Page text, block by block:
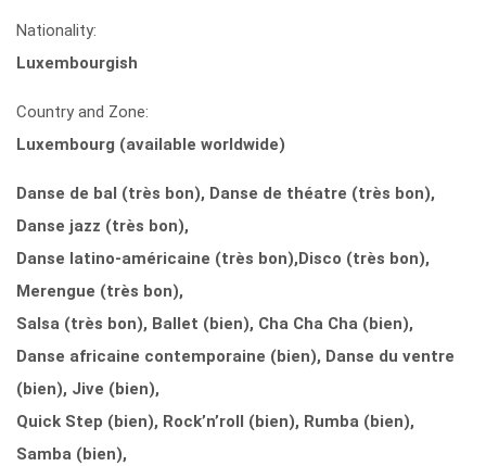
Nationality:
Luxembourgish
Country and Zone:
Luxembourg (available worldwide)
Danse de bal (très bon), Danse de théatre (très bon),
Danse jazz (très bon),
Danse latino-américaine (très bon),Disco (très bon),
Merengue (très bon),
Salsa (très bon), Ballet (bien), Cha Cha Cha (bien),
Danse africaine contemporaine (bien), Danse du ventre
(bien), Jive (bien),
Quick Step (bien), Rock’n’roll (bien), Rumba (bien),
Samba (bien),